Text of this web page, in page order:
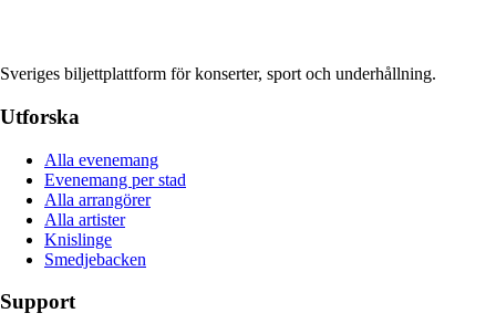
Sveriges biljettplattform för konserter, sport och underhållning.
Utforska
Alla evenemang
Evenemang per stad
Alla arrangörer
Alla artister
Knislinge
Smedjebacken
Support